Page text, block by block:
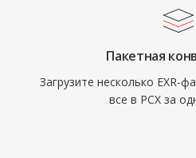
Пакетная
Загрузите несколько EXR-
все в PCX за